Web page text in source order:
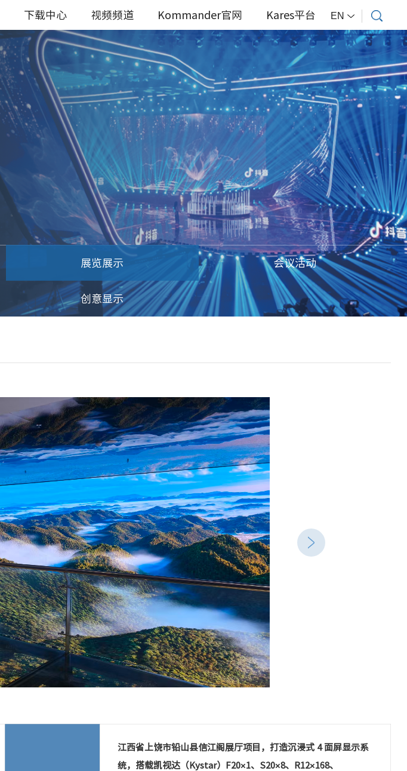
EN
下载中心 视频频道 Kommander官网 Kares平台
展览展示 会议活动
创意显示
Next
江西省上饶市铅山县信江阁展厅项目，打造沉浸式 4 面屏显示系
统，搭载凯视达（Kystar）F20×1、S20×8、R12×168、